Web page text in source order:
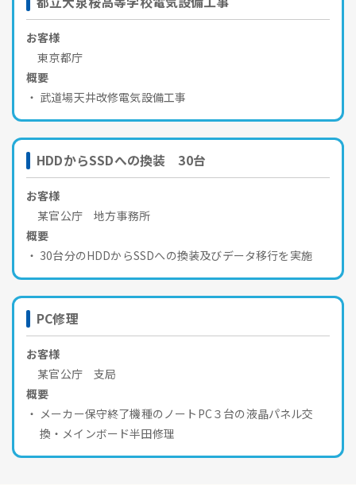
お客様
東京都庁
概要
武道場天井改修電気設備工事
HDDからSSDへの換装 30台
お客様
某官公庁 地方事務所
概要
30台分のHDDからSSDへの換装及びデータ移行を実施
PC修理
お客様
某官公庁 支局
概要
メーカー保守終了機種のノートPC３台の液晶パネル交
換・メインボード半田修理